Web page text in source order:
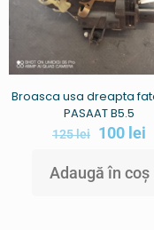
Broasca usa dreapta
PASAAT B5.5
125lei 100 lei
Adaugă în coș